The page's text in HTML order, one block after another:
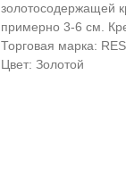
золотосодержащей
примерно 3-6 см.
Торговая марка:
Цвет: Золотой